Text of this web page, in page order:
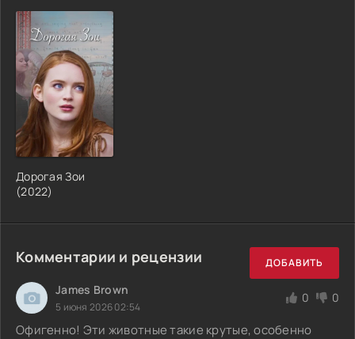
Дорогая Зои
(2022)
Комментарии и рецензии ДОБАВИТЬ
James Brown
5 июня 2026 02:54
0 0
Офигенно! Эти животные такие крутые, особенно